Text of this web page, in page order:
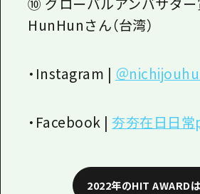
HunHunさん（台湾）
・ Instagram | ＠
・ Facebook | 夯夯在日日常
2022年のHIT AWARD